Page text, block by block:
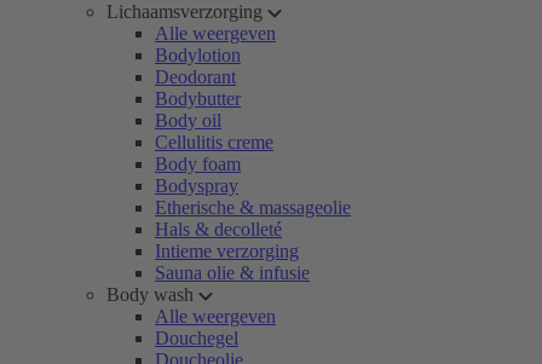
Lichaamsverzorging
Alle weergeven
Bodylotion
Deodorant
Bodybutter
Body oil
Cellulitis creme
Body foam
Bodyspray
Etherische & massageolie
Hals & decolleté
Intieme verzorging
Sauna olie & infusie
Body wash
Alle weergeven
Douchegel
Doucheolie